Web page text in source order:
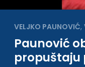
VELJKO PAUNOVIĆ,
Paunović
propuštaju